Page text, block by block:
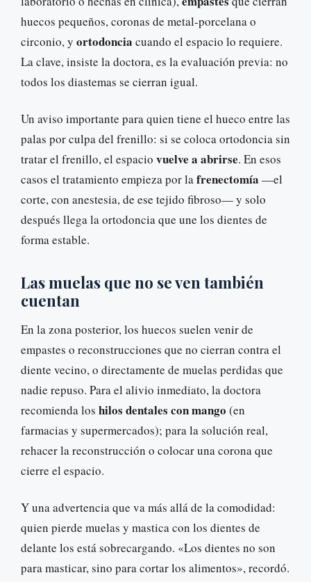
huecos pequeños, coronas de metal-porcelana o
circonio, y ortodoncia cuando el espacio lo requiere.
La clave, insiste la doctora, es la evaluación previa: no
todos los diastemas se cierran igual.
Un aviso importante para quien tiene el hueco entre las
palas por culpa del frenillo: si se coloca ortodoncia sin
tratar el frenillo, el espacio vuelve a abrirse. En esos
casos el tratamiento empieza por lafrenectomía —el
corte, con anestesia, de ese tejido fibroso— y solo
después llega la ortodoncia que une los dientes de
forma estable.
Las muelas que no se ven también
cuentan
En la zona posterior, los huecos suelen venir de
empastes o reconstrucciones que no cierran contra el
diente vecino, o directamente de muelas perdidas que
nadie repuso. Para el alivio inmediato, la doctora
recomienda los hilos dentales con mango (en
farmacias y supermercados); para la solución real,
rehacer la reconstrucción o colocar una corona que
cierre el espacio.
Y una advertencia que va más allá de la comodidad:
quien pierde muelas y mastica con los dientes de
delante los está sobrecargando. «Los dientes no son
para masticar, sino para cortar los alimentos», recordó.